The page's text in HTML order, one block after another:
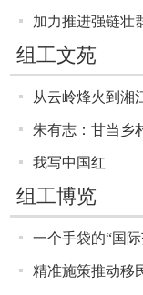
加力推进强链壮
组工文苑
从云岭烽火到
朱有志：甘当乡
我写中国红
组工博览
一个手袋的“国
精准施策推动移